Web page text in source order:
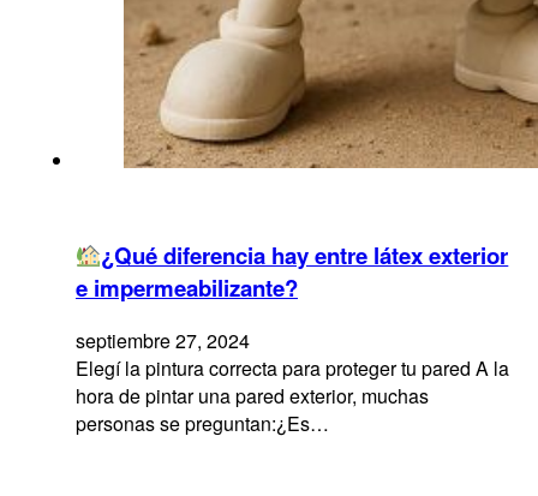
¿Qué diferencia hay entre látex exterior
e impermeabilizante?
septiembre 27, 2024
Elegí la pintura correcta para proteger tu pared A la
hora de pintar una pared exterior, muchas
personas se preguntan:¿Es…